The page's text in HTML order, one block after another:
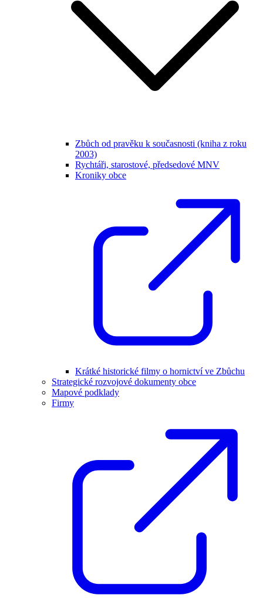
Zbůch od pravěku k současnosti (kniha z roku
2003)
Rychtáři, starostové, předsedové MNV
Kroniky obce
Krátké historické filmy o hornictví ve Zbůchu
Strategické rozvojové dokumenty obce
Mapové podklady
Firmy